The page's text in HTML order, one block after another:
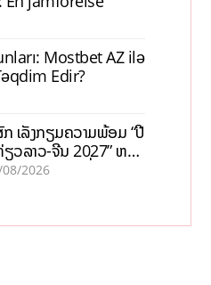
Mostbet AZ ilə
Edir?
ກ ເລັ່ງກຽມຄວາມພ້ອມ “ປີ
ວລາວ-ຈີນ 2027” ຫວັງ
ສດຖະກິດທ້ອງຖິ່ນ
2026